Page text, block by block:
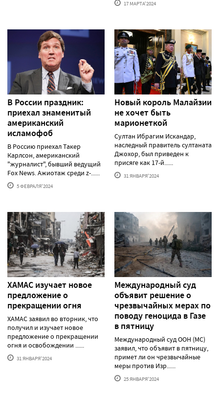
17 МАРТА'2024
В России праздник:
приехал знаменитый
американский
исламофоб
В Россию приехал Такер
Карлсон, американский
"журналист", бывший ведущий
Fox News. Ажиотаж среди z-......
5 ФЕВРАЛЯ'2024
Новый король Малайзии
не хочет быть
марионеткой
Султан Ибрагим Искандар,
наследный правитель султаната
Джохор, был приведен к
присяге как 17-й......
31 ЯНВАРЯ'2024
ХАМАС изучает новое
предложение о
прекращении огня
ХАМАС заявил во вторник, что
получил и изучает новое
предложение о прекращении
огня и освобождении ......
31 ЯНВАРЯ'2024
Международный суд
объявит решение о
чрезвычайных мерах по
поводу геноцида в Газе
в пятницу
Международный суд ООН (МС)
заявил, что объявит в пятницу,
примет ли он чрезвычайные
меры против Изр......
25 ЯНВАРЯ'2024